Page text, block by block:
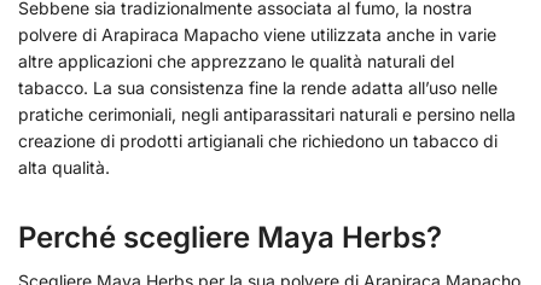
Sebbene sia tradizionalmente associata al fumo, la nostra
polvere di Arapiraca Mapacho viene utilizzata anche in varie
altre applicazioni che apprezzano le qualità naturali del
tabacco. La sua consistenza fine la rende adatta all’uso nelle
pratiche cerimoniali, negli antiparassitari naturali e persino nella
creazione di prodotti artigianali che richiedono un tabacco di
alta qualità.
Perché scegliere Maya Herbs?